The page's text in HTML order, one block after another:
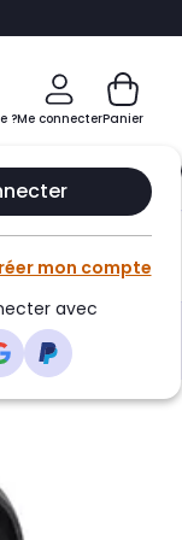
?Me connecter
mon compte
avec
Panier